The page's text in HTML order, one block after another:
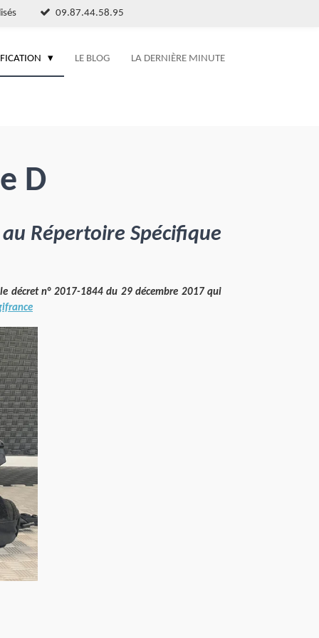
09.87.44.58.95
LE BLOG LA DERNIÈRE MINUTE
D
Répertoire Spécifique
décret n° 2017-1844 du 29 décembre 2017 qui